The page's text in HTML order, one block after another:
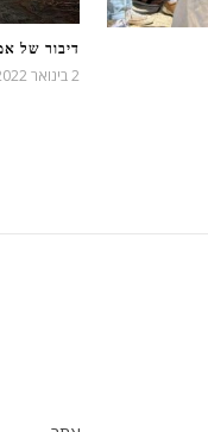
דיבור של
2 בינואר 2022